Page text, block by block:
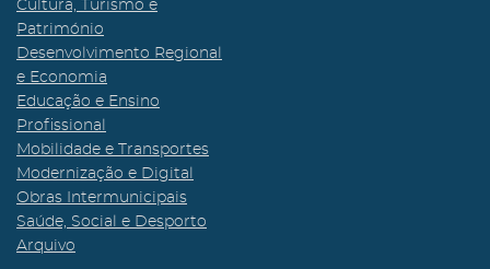
Cultura, Turismo e
Património
Desenvolvimento Regional
e Economia
Educação e Ensino
Profissional
Mobilidade e Transportes
Modernização e Digital
Obras Intermunicipais
Saúde, Social e Desporto
Arquivo